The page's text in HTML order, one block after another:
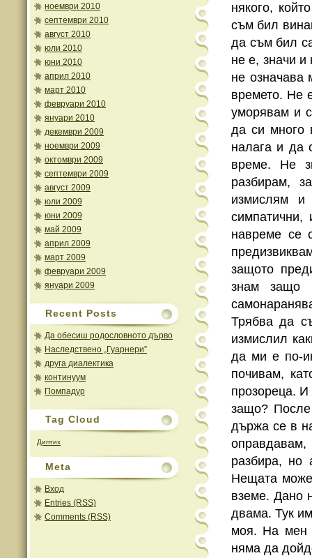
ноември 2010
септември 2010
август 2010
юли 2010
юни 2010
април 2010
март 2010
февруари 2010
януари 2010
декември 2009
ноември 2009
октомври 2009
септември 2009
август 2009
юли 2009
юни 2009
май 2009
април 2009
март 2009
февруари 2009
януари 2009
Recent Posts
Да обесиш родословното дърво
Наследствено „Гуарнери”
друга диалектика
континуум
Помпадур
Tag Cloud
Диптих
Meta
Вход
Entries (RSS)
Comments (RSS)
някого,
съм бил
да съм бил
не е, значи и
не означава
времето. Не
уморявам и
да си много
налага и да
време. Не
разбирам,
измислям
навреме се
защото
знам защо
Трябва да
измислил
да ми е по-
почивам,
прозореца. И
защо?
държа се в
разбира, но
Нещата
вземе. Дано
двама. Тук
моя. На мен
няма да